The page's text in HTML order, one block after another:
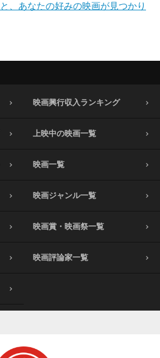
、あなたの好みの映画が見つかり
映画興行収入ランキング
上映中の映画一覧
映画一覧
映画ジャンル一覧
映画賞・映画祭一覧
映画評論家一覧